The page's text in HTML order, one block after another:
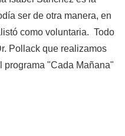
ser de otra manera, en
como voluntaria. Todo
Pollack que realizamos
programa "Cada Mañana"